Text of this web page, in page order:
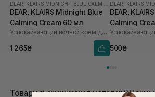
DEAR, KLAIRS
DEAR, KLAIRS Midnight Blue
Calming Cream 60 мл
Успокаивающий ночной крем для лица
1 265₴
DEAR, KLAIRS
DEAR,
Calming
500₴
Товари зі знижками в категорії